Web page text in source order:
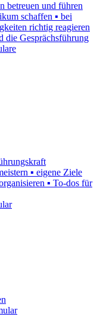
betreuen und führen
schaffen ▪ bei
richtig reagieren
die Gesprächsführung
▪ eigene Ziele
▪ To-dos für